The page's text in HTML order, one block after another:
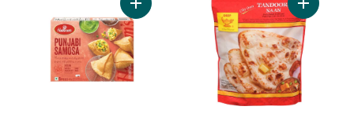
Ajouter Punjabi Samosa au panierAjouter